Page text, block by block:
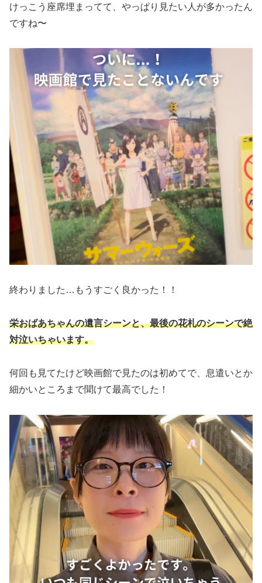
けっこう座席埋まってて、やっぱり見たい人が多かったん
ですね〜
終わりました…もうすごく良かった！！
栄おばあちゃんの遺言シーンと、最後の花札のシーンで絶
対泣いちゃいます。
何回も見てたけど映画館で見たのは初めてで、息遣いとか
細かいところまで聞けて最高でした！